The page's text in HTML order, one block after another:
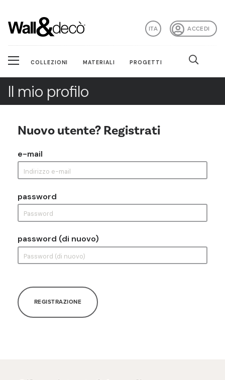
ACCEDI
ITA
COLLEZIONI MATERIALI PROGETTI
Il mio profilo
Nuovo utente? Registrati
e-mail
password
password (di nuovo)
REGISTRAZIONE